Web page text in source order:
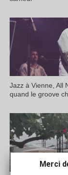
Jazz à Vienne, All
quand le groove
Merci